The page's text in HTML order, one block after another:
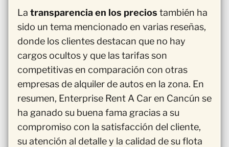
La transparencia en los precios también ha
sido un tema mencionado en varias reseñas,
donde los clientes destacan que no hay
cargos ocultos y que las tarifas son
competitivas en comparación con otras
empresas de alquiler de autos en la zona. En
resumen, Enterprise Rent A Car en Cancún se
ha ganado su buena fama gracias a su
compromiso con la satisfacción del cliente,
su atención al detalle y la calidad de su flota